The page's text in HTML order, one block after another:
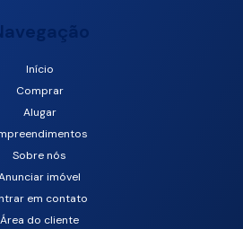
Início
Comprar
Alugar
Sobre nós
imóvel
em contato
Área do cliente